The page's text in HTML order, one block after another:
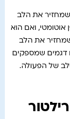
שמחזיר את הלב
ואם הוא
את הלב
דגמים שמספקים
של הפעולה.